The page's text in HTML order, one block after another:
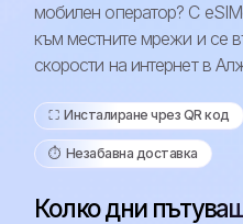
мобилен оператор? С
към местните мрежи и се
скорости на интернет в
⛶️️ Инсталиране чрез QR код
⏱️️ Незабавна доставка
Колко дни